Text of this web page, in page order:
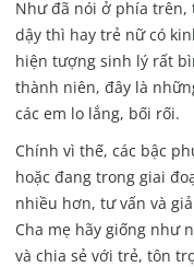
Như đã nói ở phía
dậy thì hay trẻ nữ có
hiện tượng sinh lý rất
thành niên, đây là
các em lo lắng, bối rối.
Chính vì thế, các bậc
hoặc đang trong giai
nhiều hơn, tư vấn và
Cha mẹ hãy giống như
và chia sẻ với trẻ, tôn